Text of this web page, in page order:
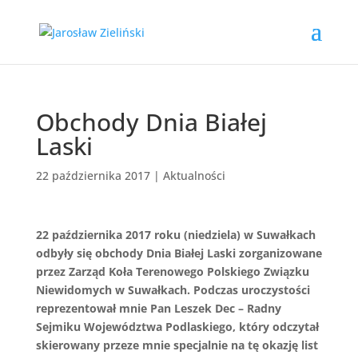
Obchody Dnia Białej
Laski
22 października 2017| Aktualności
22 października 2017 roku (niedziela) w Suwałkach
odbyły się obchody Dnia Białej Laski zorganizowane
przez Zarząd Koła Terenowego Polskiego Związku
Niewidomych w Suwałkach. Podczas uroczystości
reprezentował mnie Pan Leszek Dec – Radny
Sejmiku Województwa Podlaskiego, który odczytał
skierowany przeze mnie specjalnie na tę okazję list